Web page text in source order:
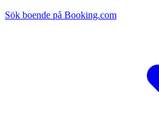
Sök boende på Booking.com